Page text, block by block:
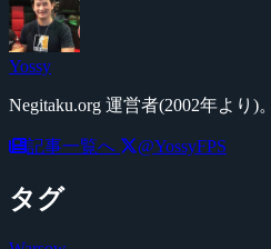
Yossy
Negitaku.org 運営者(2002年より
記事一覧へ @YossyFPS
タグ